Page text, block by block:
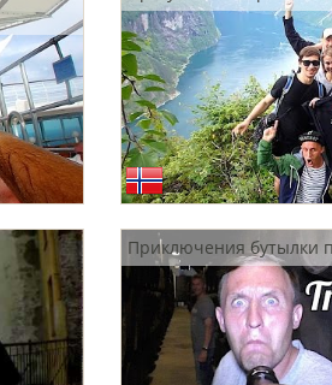
Приключения бутылки